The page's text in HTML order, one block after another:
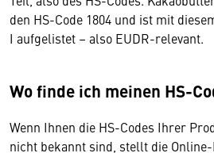
den HS-Code 1804 und ist mit
I aufgelistet – also EUDR-relevant.
Wo finde ich meinen HS-
Wenn Ihnen die HS-Codes Ihrer
nicht bekannt sind, stellt die